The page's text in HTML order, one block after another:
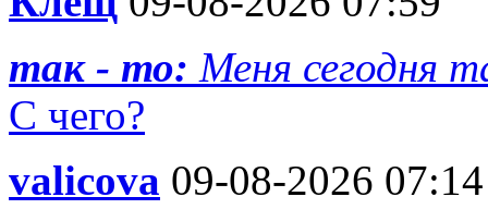
так - то: Меня сегодня
С чего?
valicova 09-08-2026 07:14